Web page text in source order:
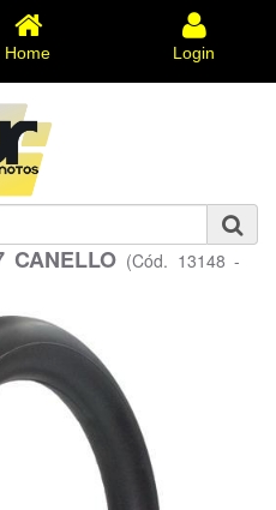
Home Login
CANELLO (Cód. 13148 -